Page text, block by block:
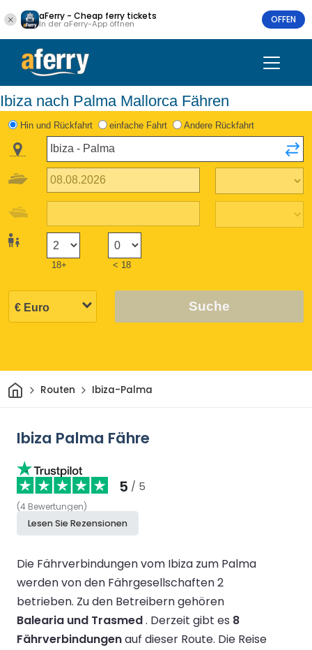
aFerry - Cheap ferry tickets
In der aFerry-App öffnen OFFEN
Ibiza nach Palma Mallorca Fähren
Hin und Rückfahrt einfache Fahrt Andere Rückfahrt
18+ < 18
Suche
HeimRouten Ibiza-Palma
Ibiza Palma Fähre
5 / 5
(4 Bewertungen)
Lesen Sie Rezensionen
Die Fährverbindungen vom Ibiza zum Palma
werden von den Fährgesellschaften 2
betrieben. Zu den Betreibern gehören
Balearia und Trasmed. Derzeit gibt es 8
Fährverbindungenauf dieser Route. Die Reise